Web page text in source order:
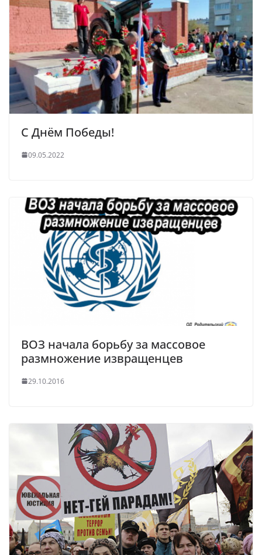
С Днём Победы!
09.05.2022
ВОЗ начала борьбу за массовое
размножение извращенцев
29.10.2016